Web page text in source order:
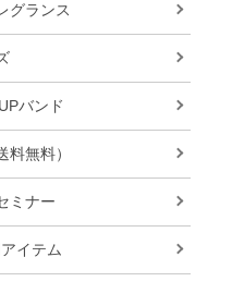
グランス
バンド
料無料）
ミナー
イテム